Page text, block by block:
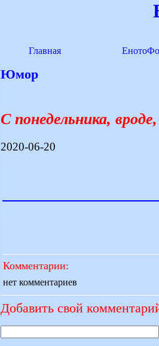
Главная
Юмор
С понедельника,
2020-06-20
Комментарии:
нет комментариев
Добавить свой